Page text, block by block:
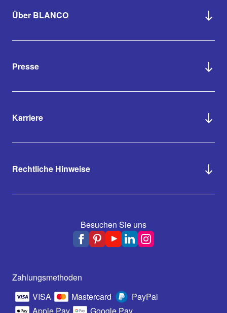
Über BLANCO
Presse
Karriere
Rechtliche Hinweise
Besuchen Sie uns
Zahlungsmethoden
VISA
Mastercard
PayPal